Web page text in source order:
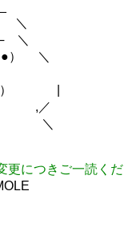
） ＼
|
更につきご一読くだ